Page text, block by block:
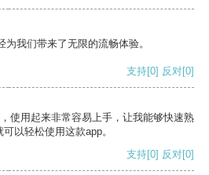
我们带来了无限的流畅体验。
支持[0] 反对[0]
使用起来非常容易上手，让我能够快速熟
以轻松使用这款app。
支持[0] 反对[0]